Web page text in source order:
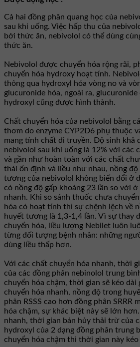
Cả hai đồng phân quang học của
sau khi uống. Việc hấp thu của
bởi thức ăn, nebivolol có thể dùng
thức ăn.
Nebivolol được chuyển hóa rộng rãi,
chuyển hóa hydroxy hoạt tính.
thông qua hydroxyl hóa vòng no và
glucuronide hóa, ngoài ra,
hydroxyl cũng được hình thành.
Chất chuyển hóa của nebivolol bằng
thơm do enzyme CYP2D6 phụ thuộc
mang tính chất di truyền. Độ sinh khả
nebivolol sau khi uống là 12% với các
và gần như hoàn toàn với các chất
thái ổn định và liều như nhau, nồng
tương của nebivolol không biến đổi ở
có nồng độ gấp khoảng 23 lần so với ở
nhanh. Khi so sánh thuốc chưa
hóa có hoạt tính thì sự chệnh lệch về
huyết tương là 1,3-1,4 lần. Vì sự thay
chuyển hóa, liều lượng Nebilet luôn
từng đối tượng bệnh nhân: những
dùng liều thấp hơn.
Với các chất chuyển hóa nhanh, thời
của các đồng phân nebinolol trung
chuyển hóa chậm, thời gian sẽ kéo dài
chuyển hóa nhanh, nồng độ trong
phân RSSS cao hơn đồng phân SRRR
hóa chậm, sự khác biệt này sẽ lớn
nhanh, thời gian bán hủy thải trừ của
hydroxyl của 2 dạng đồng phân trung
chuyển hóa chậm thì thời gian này kéo